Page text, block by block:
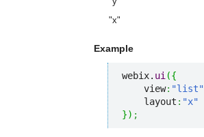
"x"
Example
webix. ui ({
    view
: "list"
    layout
: "x"
}) ;